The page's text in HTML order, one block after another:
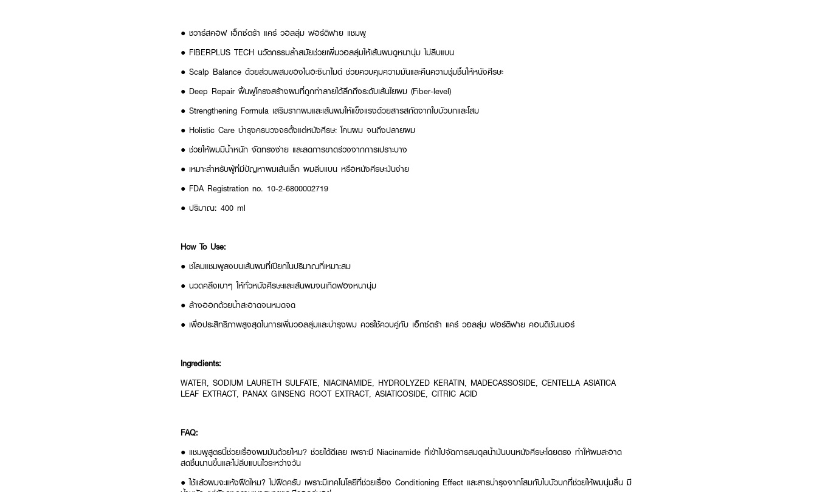
● ชวาร์สคอฟ เอ็กซ์ตร้า แคร์ วอลลุ่ม ฟอร์ติฟาย แชมพู
● FIBERPLUS TECH นวัตกรรมล้ำสมัยช่วยเพิ่มวอลลุ่มให้เส้นผมดูหนานุ่ม ไม่ลีบแบน
● Scalp Balance ด้วยส่วนผสมของไนอะซินาไมด์ ช่วยควบคุมความมันและคืนความชุ่มชื้นให้หนังศีรษะ
● Deep Repair ฟื้นฟูโครงสร้างผมที่ถูกทำลายได้ลึกถึงระดับเส้นใยผม (Fiber-level)
● Strengthening Formula เสริมรากผมและเส้นผมให้แข็งแรงด้วยสารสกัดจากใบบัวบกและโสม
● Holistic Care บำรุงครบวงจรตั้งแต่หนังศีรษะ โคนผม จนถึงปลายผม
● ช่วยให้ผมมีน้ำหนัก จัดทรงง่าย และลดการขาดร่วงจากการเปราะบาง
● เหมาะสำหรับผู้ที่มีปัญหาผมเส้นเล็ก ผมลีบแบน หรือหนังศีรษะมันง่าย
● FDA Registration no. 10-2-6800002719
● ปริมาณ: 400 ml
How To Use:
● ชโลมแชมพูลงบนเส้นผมที่เปียกในปริมาณที่เหมาะสม
● นวดคลึงเบาๆ ให้ทั่วหนังศีรษะและเส้นผมจนเกิดฟองหนานุ่ม
● ล้างออกด้วยน้ำสะอาดจนหมดจด
● เพื่อประสิทธิภาพสูงสุดในการเพิ่มวอลลุ่มและบำรุงผม ควรใช้ควบคู่กับ เอ็กซ์ตร้า แคร์ วอลลุ่ม ฟอร์ติฟาย คอนดิชันเนอร์
Ingredients:
WATER, SODIUM LAURETH SULFATE, NIACINAMIDE, HYDROLYZED KERATIN, MADECASSOSIDE, CENTELLA ASIATICA
LEAF EXTRACT, PANAX GINSENG ROOT EXTRACT, ASIATICOSIDE, CITRIC ACID
FAQ:
● แชมพูสูตรนี้ช่วยเรื่องผมมันด้วยไหม? ช่วยได้ดีเลย เพราะมี Niacinamide ที่เข้าไปจัดการสมดุลน้ำมันบนหนังศีรษะโดยตรง ทำให้ผมสะอาด
สดชื่นนานขึ้นและไม่ลีบแบนไวระหว่างวัน
● ใช้แล้วผมจะแห้งฝืดไหม? ไม่ฝืดครับ เพราะมีเทคโนโลยีที่ช่วยเรื่อง Conditioning Effect และสารบำรุงจากโสมกับใบบัวบกที่ช่วยให้ผมนุ่มลื่น มี